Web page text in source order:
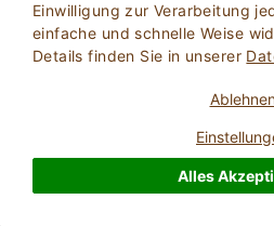
Einwilligung zur Verarbeitung
einfache und schnelle Weise
Details finden Sie in unserer
Alles
2Erwachsene
0Kinder